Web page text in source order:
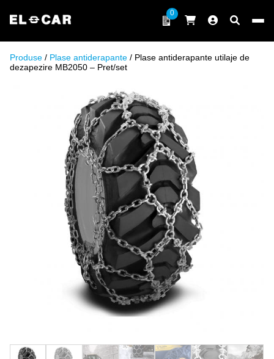
ELCAR
0
Produse / Plase antiderapante / Plase antiderapante utilaje de
dezapezire MB2050 – Pret/set